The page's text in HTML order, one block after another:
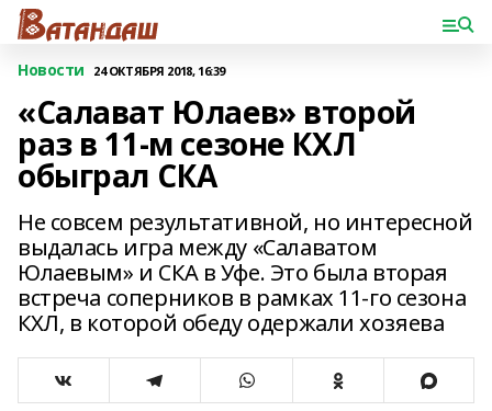
Новости 24 ОКТЯБРЯ 2018, 16:39
«Салават Юлаев» второй
раз в 11-м сезоне КХЛ
обыграл СКА
Не совсем результативной, но интересной
выдалась игра между «Салаватом
Юлаевым» и СКА в Уфе. Это была вторая
встреча соперников в рамках 11-го сезона
КХЛ, в которой обеду одержали хозяева